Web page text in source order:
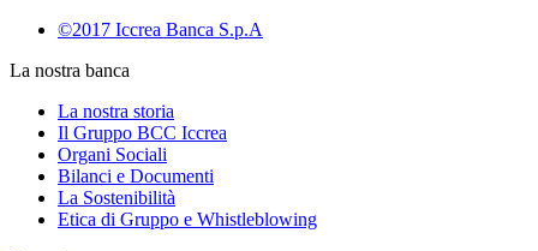
©2017 Iccrea Banca S.p.A
La nostra banca
La nostra storia
Il Gruppo BCC Iccrea
Organi Sociali
Bilanci e Documenti
La Sostenibilità
Etica di Gruppo e Whistleblowing